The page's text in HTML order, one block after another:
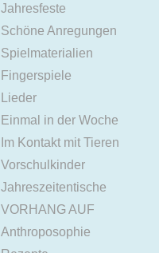
Jahresfeste
Schöne Anregungen
Spielmaterialien
Fingerspiele
Lieder
Einmal in der Woche
Im Kontakt mit Tieren
Vorschulkinder
Jahreszeitentische
VORHANG AUF
Anthroposophie